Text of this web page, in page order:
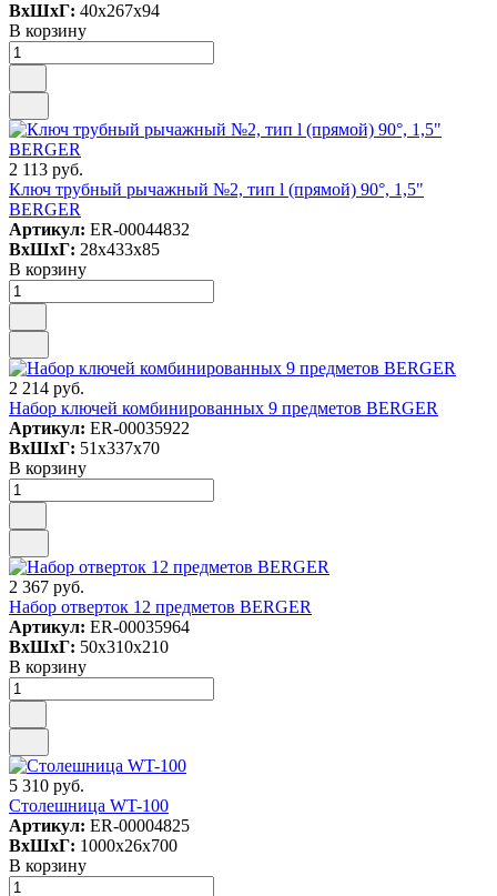
ВxШxГ: 40x267x94
В корзину
2 113 руб.
Ключ трубный рычажный №2, тип l (прямой) 90°, 1,5"
BERGER
Артикул: ER-00044832
ВxШxГ: 28x433x85
В корзину
2 214 руб.
Набор ключей комбинированных 9 предметов BERGER
Артикул: ER-00035922
ВxШxГ: 51x337x70
В корзину
2 367 руб.
Набор отверток 12 предметов BERGER
Артикул: ER-00035964
ВxШxГ: 50x310x210
В корзину
5 310 руб.
Столешница WT-100
Артикул: ER-00004825
ВxШxГ: 1000x26x700
В корзину